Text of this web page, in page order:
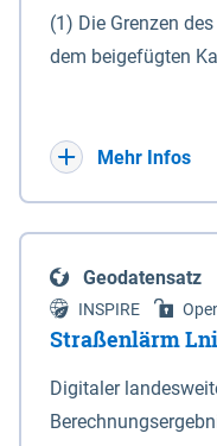
(1) Die Grenzen
dem beigefügten
(DTK) im Maßstab
verkleinerte
projizierte
Terrestrischen
der Universalen
bezogen auf die
(Anlage 4);
Mehr Infos
Geodatensatz
INSPIRE
Straßenlärm
Digitaler